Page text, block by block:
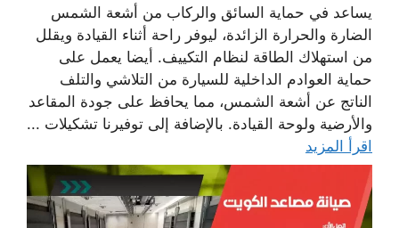
يساعد في حماية السائق والركاب من أشعة الشمس
الضارة والحرارة الزائدة، ليوفر راحة أثناء القيادة ويقلل
من استهلاك الطاقة لنظام التكييف. أيضا يعمل على
حماية العوادم الداخلية للسيارة من التلاشي والتلف
الناتج عن أشعة الشمس، مما يحافظ على جودة المقاعد
والأرضية ولوحة القيادة. بالإضافة إلى توفيرنا تشكيلات ...
اقرأ المزيد